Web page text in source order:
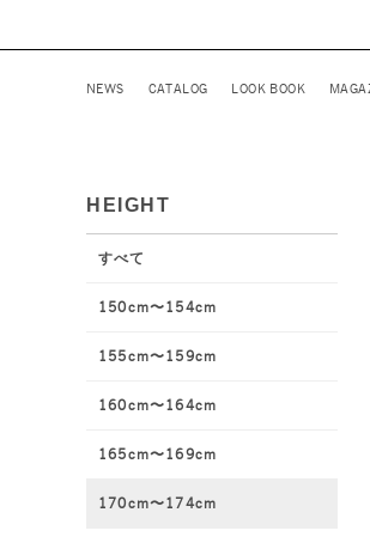
NEWS CATALOG LOOK BOOK
HEIGHT
すべて
150cm〜154cm
155cm〜159cm
160cm〜164cm
165cm〜169cm
170cm〜174cm